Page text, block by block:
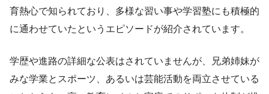
育熱心で知られており、多様な習い事や学習塾にも積極的
に通わせていたというエピソードが紹介されています。
学歴や進路の詳細な公表はされていませんが、兄弟姉妹が
みな学業とスポーツ、あるいは芸能活動を両立させている